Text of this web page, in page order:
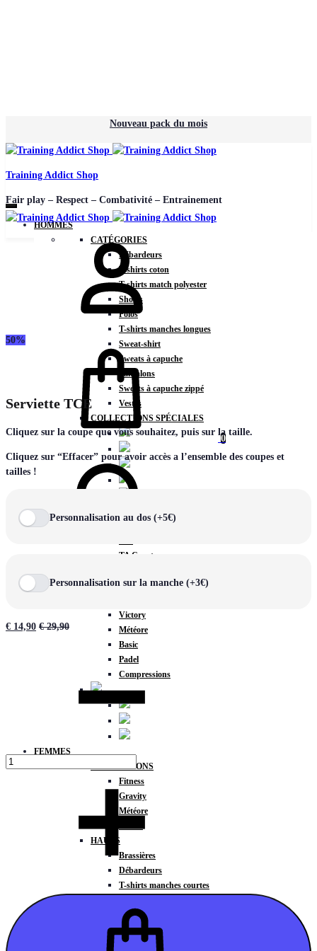
Nouveau pack du mois
Training Addict Shop
Fair play – Respect – Combativité – Entrainement
HOMMES
CATÉGORIES
Débardeurs
T-shirts coton
T-shirts match polyester
Shorts
Polos
T-shirts manches longues
Sweat-shirt
Sweats à capuche
Pantalons
Sweats à capuche zippé
Vestes
COLLECTIONS SPÉCIALES
TA Court
Miami
Victory
Météore
Basic
Padel
Compressions
FEMMES
COLLECTIONS
Fitness
Gravity
Météore
HAUTS
Brassières
Débardeurs
T-shirts manches courtes
Sweat-shirts
Sweats à capuche
Sweats à capuche zippé
0
Chercher
50%
Serviette TCE
Cliquez sur la coupe que vous souhaitez, puis sur la taille.
Cliquez sur “Effacer” pour avoir accès a l’ensemble des coupes et
tailles !
Personnalisation au dos (+5€)
Personnalisation sur la manche (+3€)
€ 14,90 €29,90